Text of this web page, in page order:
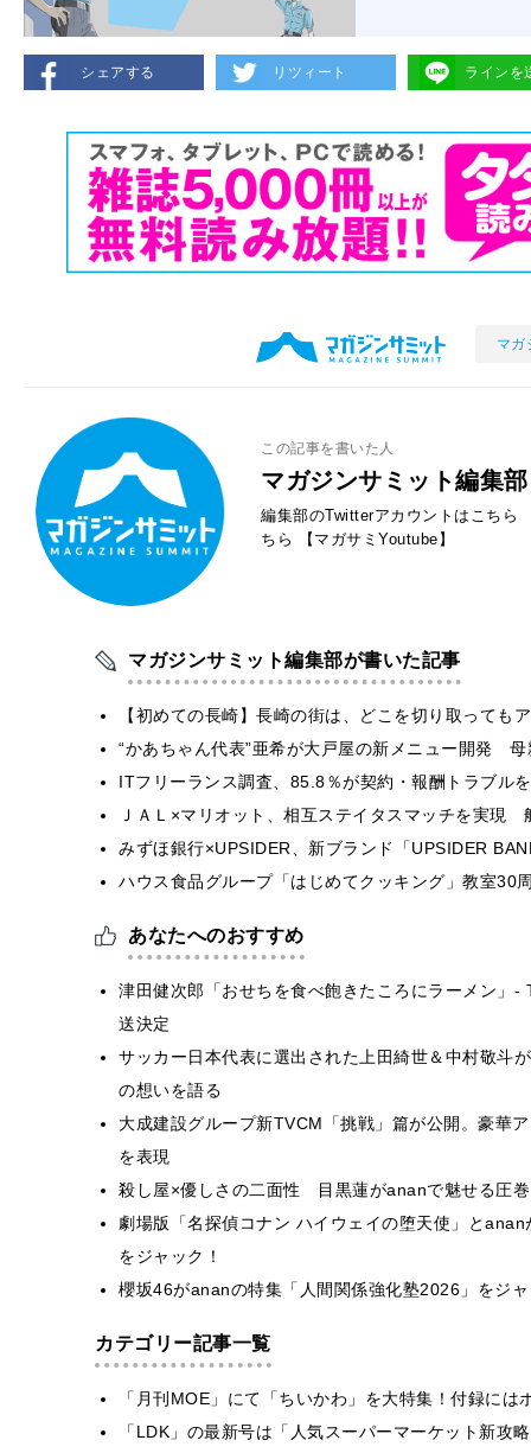
シェアする リツィート ラインを
マガ
この記事を書いた人
マガジンサミット編集部
編集部のTwitterアカウントはこちら
ちら
【マガサミYoutube】
マガジンサミット編集部が書いた記事
【初めての長崎】長崎の街は、どこを切り取って
“かあちゃん代表”亜希が大戸屋の新メニュー開発
ITフリーランス調査、85.8％が契約・報酬トラブ
ＪＡＬ×マリオット、相互ステイタスマッチを実
みずほ銀行×UPSIDER、新ブランド「UPSIDER
ハウス食品グループ「はじめてクッキング」教室
あなたへのおすすめ
津田健次郎「おせちを食べ飽きたころにラーメン」
送決定
サッカー日本代表に選出された上田綺世＆中村敬斗
の想いを語る
大成建設グループ新TVCM「挑戦」篇が公開。豪華
を表現
殺し屋×優しさの二面性 目黒蓮がananで魅せる圧
劇場版「名探偵コナン ハイウェイの堕天使」と
をジャック！
櫻坂46がananの特集「人間関係強化塾2026」をジ
カテゴリー記事一覧
「月刊MOE」にて「ちいかわ」を大特集！付録に
「LDK」の最新号は「人気スーパーマーケット新